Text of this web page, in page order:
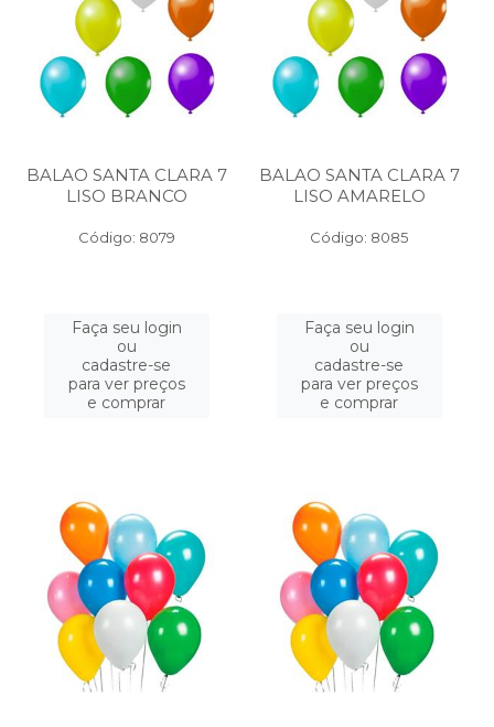
BALAO SANTA CLARA 7
LISO BRANCO
Código: 8079
Faça seu login
ou
cadastre-se
para ver preços
e comprar
BALAO SANTA CLARA 7
LISO AMARELO
Código: 8085
Faça seu login
ou
cadastre-se
para ver preços
e comprar